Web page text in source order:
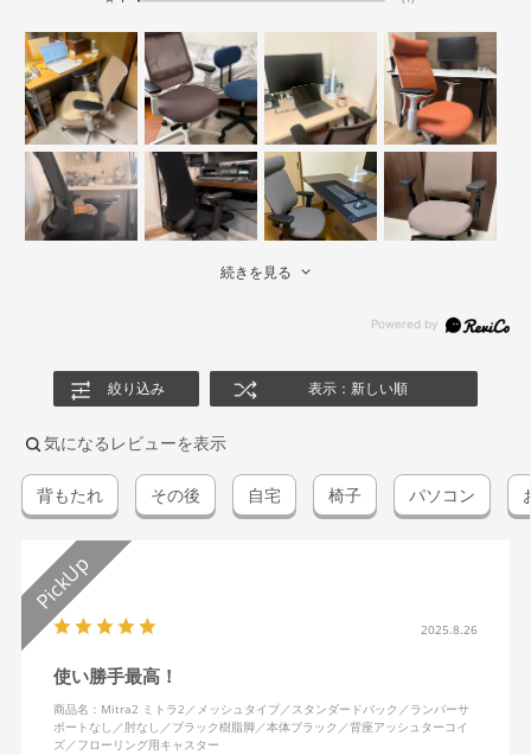
続きを見る
絞り込み 表示：新しい順
気になるレビューを表示
背もたれ その後 自宅 椅子 パソコン
2025.8.26
使い勝手最高！
商品名：Mitra2 ミトラ2／メッシュタイプ／スタンダードバック／ランバーサ
ポートなし／肘なし／ブラック樹脂脚／本体ブラック／背座アッシュターコイ
ズ／フローリング用キャスター